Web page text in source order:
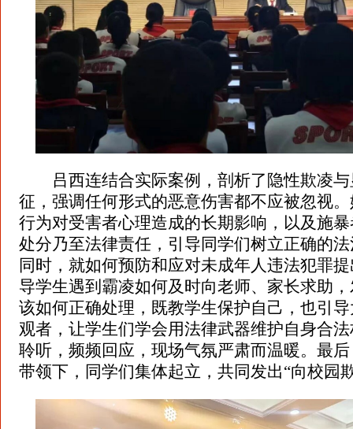
吕西连结合实际案例，剖析了隐性欺凌与
征，强调任何形式的恶意伤害都不应被忽视
行为对受害者心理造成的长期影响，以及施
处分乃至法律责任，引导同学们树立正确的
同时，就如何预防和应对未成年人违法犯罪
导学生遇到霸凌如何及时向老师、家长求助
该如何正确处理，既教学生保护自己，也引
观者，让学生们学会用法律武器维护自身合
聆听，频频回应，现场气氛严肃而温暖。最
带领下，同学们集体起立，共同发出“向校园